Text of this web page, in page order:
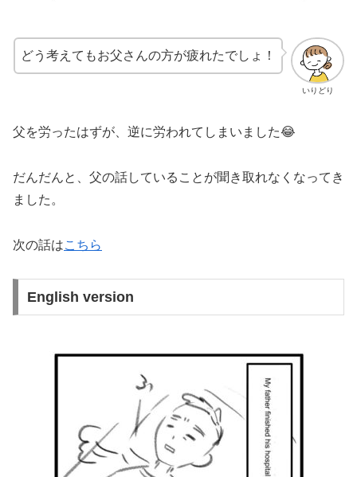
いりどり
どう考えてもお父さんの方が疲れたでしょ！
父を労ったはずが、逆に労われてしまいました😂
だんだんと、父の話していることが聞き取れなくなってき
ました。
次の話はこちら
English version